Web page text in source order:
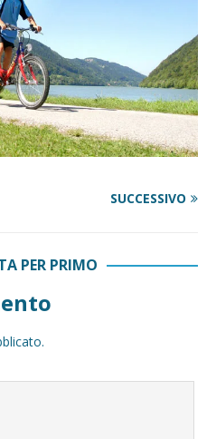
SUCCESSIVO
PER PRIMO